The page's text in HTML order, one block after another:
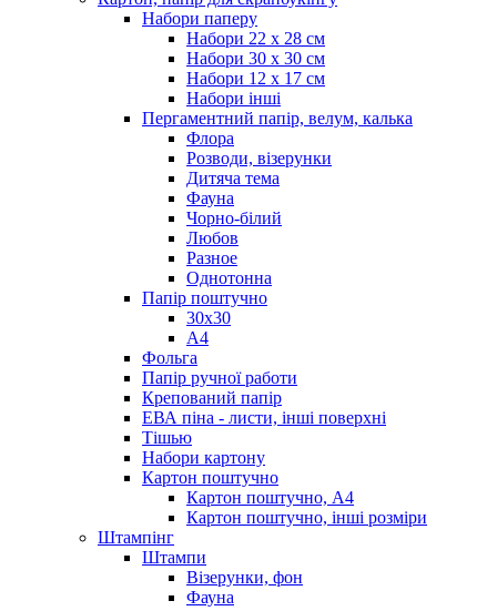
Набори паперу
Набори 22 х 28 см
Набори 30 х 30 см
Набори 12 х 17 см
Набори інші
Пергаментний папір, велум, калька
Флора
Розводи, візерунки
Дитяча тема
Фауна
Чорно-білий
Любов
Разное
Однотонна
Папір поштучно
30х30
А4
Фольга
Папір ручної работи
Крепований папір
ЕВА піна - листи, інші поверхні
Тішью
Набори картону
Картон поштучно
Картон поштучно, А4
Картон поштучно, інші розміри
Штампінг
Штампи
Візерунки, фон
Фауна